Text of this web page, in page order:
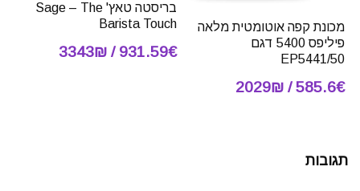
מכונת קפה אוטומטית מלאה
פיליפס 5400 דגם
EP5441/50
585.6€ / 2029₪
בריסטה טאץ' Sage – The
Barista Touch
931.59€ / 3343₪
תגובות